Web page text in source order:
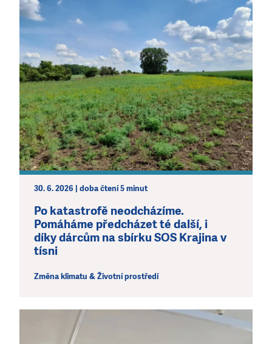
30. 6. 2026 | doba čtení 5 minut
Po katastrofě neodcházíme.
Pomáháme předcházet té další, i
díky dárcům na sbírku SOS Krajina v
tísni
Změna klimatu & Životní prostředí